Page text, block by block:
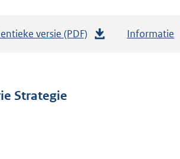
versie (PDF) Informatie
Strategie